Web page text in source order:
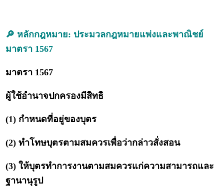
🔎 หลักกฎหมาย: ประมวลกฎหมายแพ่งและพาณิชย์
มาตรา 1567
มาตรา 1567
ผู้ใช้อำนาจปกครองมีสิทธิ
(1) กำหนดที่อยู่ของบุตร
(2) ทำโทษบุตรตามสมควรเพื่อว่ากล่าวสั่งสอน
(3) ให้บุตรทำการงานตามสมควรแก่ความสามารถและ
ฐานานุรูป